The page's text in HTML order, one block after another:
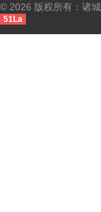
© 2026 版权所有：诸
51La